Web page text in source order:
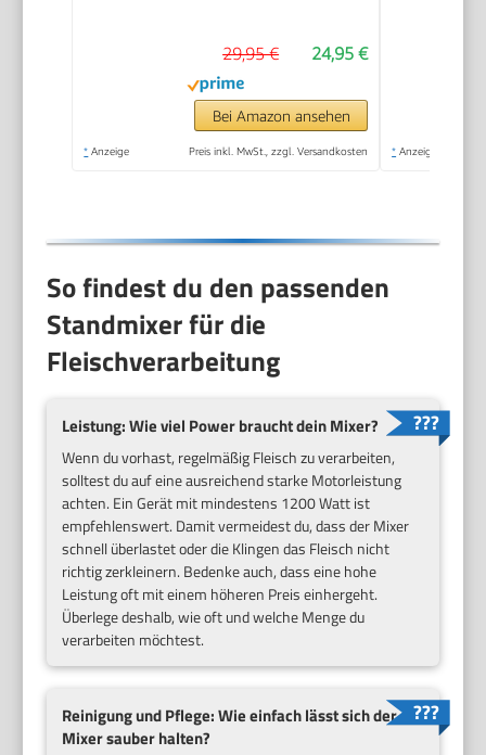
Stufen | Turbo-
Funktion | Deckel mit
Nachfüllöffnung | UM
3845
24,95 €
29,95 €
Bei Amazon ansehen
* Anzeige Preis inkl. MwSt., zzgl. Versandkosten * Anzeige
So findest du den passenden
Standmixer für die
Fleischverarbeitung
Leistung: Wie viel Power braucht dein Mixer?
Wenn du vorhast, regelmäßig Fleisch zu verarbeiten,
solltest du auf eine ausreichend starke Motorleistung
achten. Ein Gerät mit mindestens 1200 Watt ist
empfehlenswert. Damit vermeidest du, dass der Mixer
schnell überlastet oder die Klingen das Fleisch nicht
richtig zerkleinern. Bedenke auch, dass eine hohe
Leistung oft mit einem höheren Preis einhergeht.
Überlege deshalb, wie oft und welche Menge du
verarbeiten möchtest.
Reinigung und Pflege: Wie einfach lässt sich der
Mixer sauber halten?